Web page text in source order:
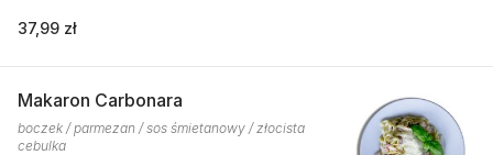
37,99 zł
Makaron Carbonara
boczek / parmezan / sos śmietanowy / złocista
cebulka